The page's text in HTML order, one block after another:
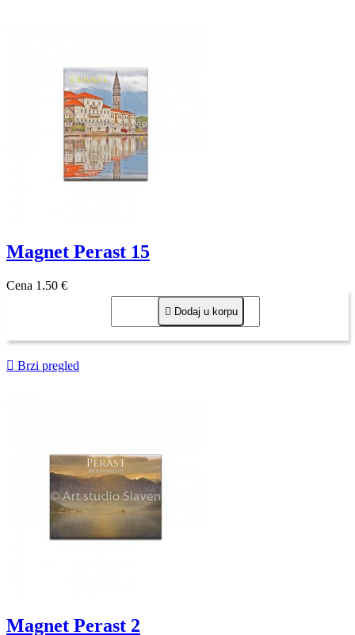
Magnet Perast 15
Cena 1,50 €
 Dodaj u korpu
 Brzi pregled
Magnet Perast 2